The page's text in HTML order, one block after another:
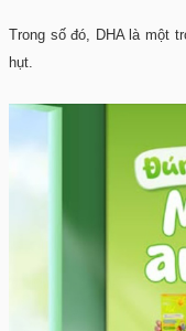
Trong số đó, DHA là một
hụt.